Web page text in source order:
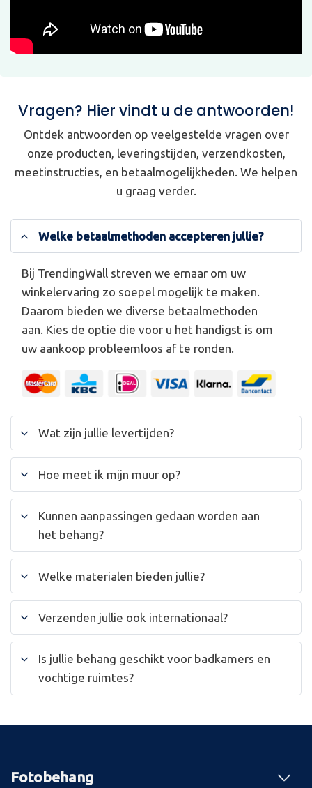
Vragen? Hier vindt u de antwoorden!
Ontdek antwoorden op veelgestelde vragen over
onze producten, leveringstijden, verzendkosten,
meetinstructies, en betaalmogelijkheden. We helpen
u graag verder.
Welke betaalmethoden accepteren jullie?
Bij TrendingWall streven we ernaar om uw
winkelervaring zo soepel mogelijk te maken.
Daarom bieden we diverse betaalmethoden
aan. Kies de optie die voor u het handigst is om
uw aankoop probleemloos af te ronden.
Wat zijn jullie levertijden?
Hoe meet ik mijn muur op?
Kunnen aanpassingen gedaan worden aan
het behang?
Welke materialen bieden jullie?
Verzenden jullie ook internationaal?
Is jullie behang geschikt voor badkamers en
vochtige ruimtes?
Fotobehang